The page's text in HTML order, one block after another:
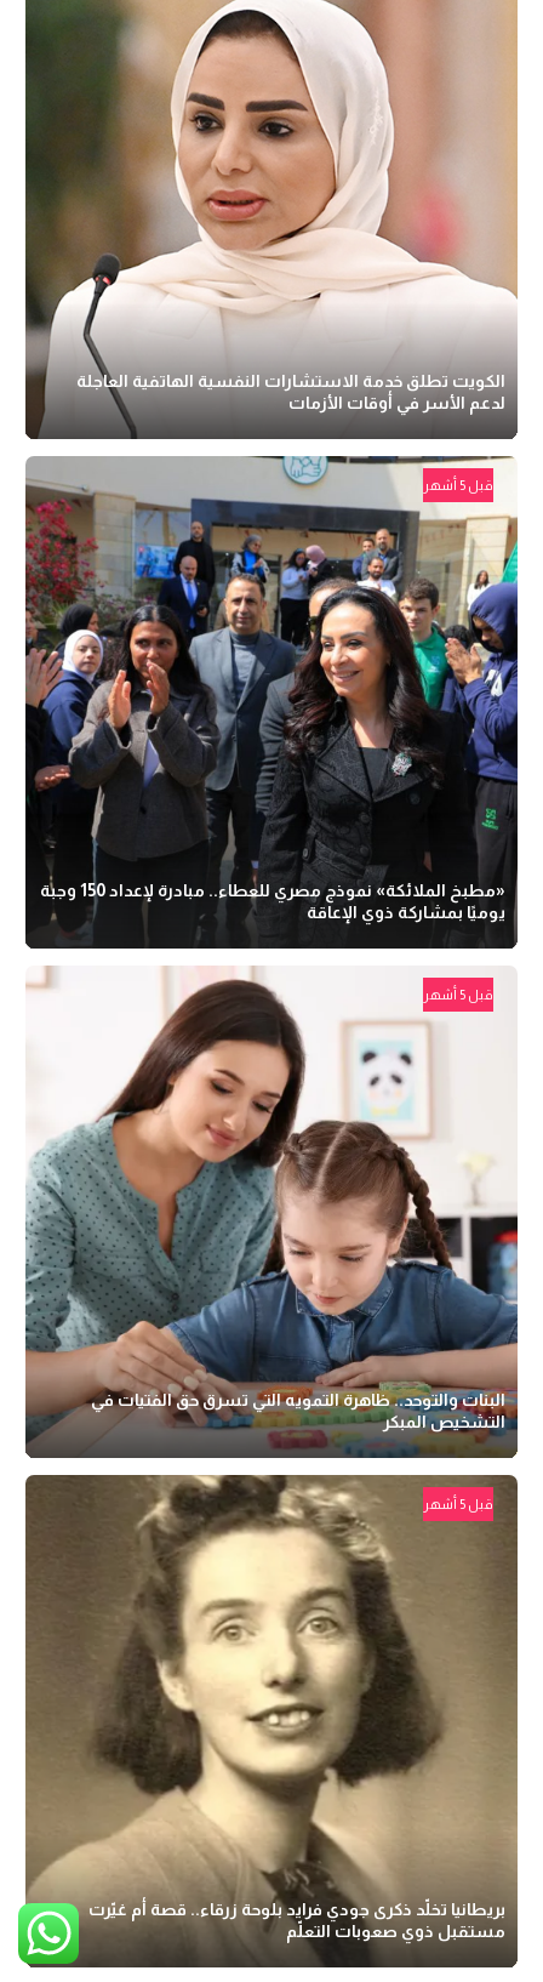
الكويت تطلق خدمة الاستشارات النفسية الهاتفية العاجلة
لدعم الأسر في أوقات الأزمات
قبل 5 أشهر
«مطبخ الملائكة» نموذج مصري للعطاء.. مبادرة لإعداد 150 وجبة
يوميًا بمشاركة ذوي الإعاقة
قبل 5 أشهر
البنات والتوحد.. ظاهرة التمويه التي تسرق حق الفتيات في
التشخيص المبكر
قبل 5 أشهر
بريطانيا تخلّد ذكرى جودي فرايد بلوحة زرقاء.. قصة أم غيّرت
مستقبل ذوي صعوبات التعلّم